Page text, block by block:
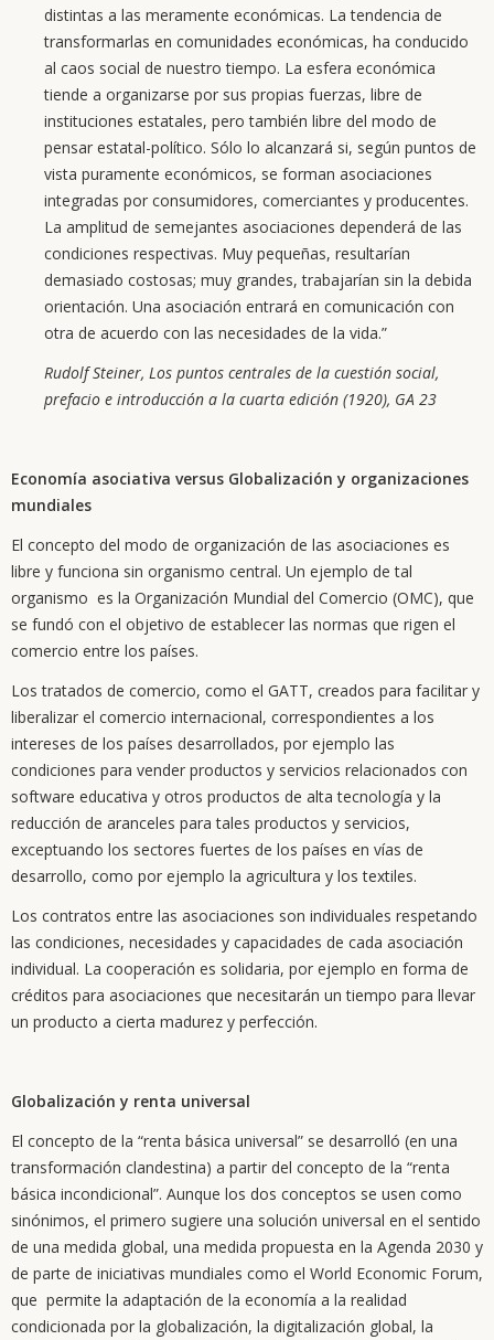
distintas a las meramente económicas. La tendencia de
transformarlas en comunidades económicas, ha conducido
al caos social de nuestro tiempo. La esfera económica
tiende a organizarse por sus propias fuerzas, libre de
instituciones estatales, pero también libre del modo de
pensar estatal-político. Sólo lo alcanzará si, según puntos de
vista puramente económicos, se forman asociaciones
integradas por consumidores, comerciantes y producentes.
La amplitud de semejantes asociaciones dependerá de las
condiciones respectivas. Muy pequeñas, resultarían
demasiado costosas; muy grandes, trabajarían sin la debida
orientación. Una asociación entrará en comunicación con
otra de acuerdo con las necesidades de la vida.”
Rudolf Steiner, Los puntos centrales de la cuestión social,
prefacio e introducción a la cuarta edición (1920), GA 23
Economía asociativa versus Globalización y organizaciones
mundiales
El concepto del modo de organización de las asociaciones es
libre y funciona sin organismo central. Un ejemplo de tal
organismo es la Organización Mundial del Comercio (OMC), que
se fundó con el objetivo de establecer las normas que rigen el
comercio entre los países.
Los tratados de comercio, como el GATT, creados para facilitar y
liberalizar el comercio internacional, correspondientes a los
intereses de los países desarrollados, por ejemplo las
condiciones para vender productos y servicios relacionados con
software educativa y otros productos de alta tecnología y la
reducción de aranceles para tales productos y servicios,
exceptuando los sectores fuertes de los países en vías de
desarrollo, como por ejemplo la agricultura y los textiles.
Los contratos entre las asociaciones son individuales respetando
las condiciones, necesidades y capacidades de cada asociación
individual. La cooperación es solidaria, por ejemplo en forma de
créditos para asociaciones que necesitarán un tiempo para llevar
un producto a cierta madurez y perfección.
Globalización y renta universal
El concepto de la “renta básica universal” se desarrolló (en una
transformación clandestina) a partir del concepto de la “renta
básica incondicional”. Aunque los dos conceptos se usen como
sinónimos, el primero sugiere una solución universal en el sentido
de una medida global, una medida propuesta en la Agenda 2030 y
de parte de iniciativas mundiales como el World Economic Forum,
que permite la adaptación de la economía a la realidad
condicionada por la globalización, la digitalización global, la